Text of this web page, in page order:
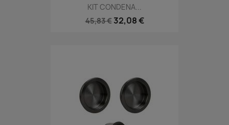
KIT CONDENA...
45,83 € 32,08 €